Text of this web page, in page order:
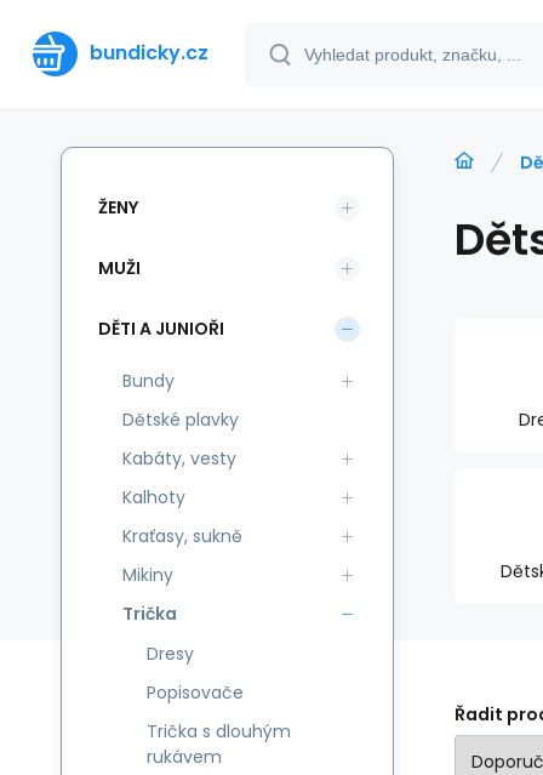
bundicky.cz
Řadit
ŽENY
MUŽI
DĚTI A JUNIOŘI
Bundy
Dětské plavky
Kabáty, vesty
Kalhoty
Kraťasy, sukně
Mikiny
Trička
Dresy
Popisovače
Trička s dlouhým
rukávem